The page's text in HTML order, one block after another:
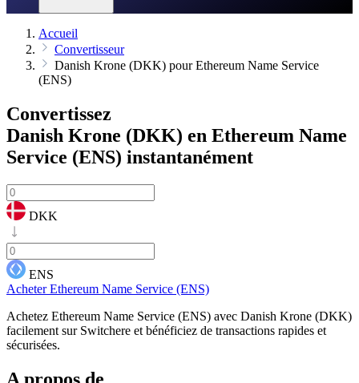
Accueil
Convertisseur
Danish Krone (DKK) pour Ethereum Name Service
(ENS)
Convertissez
Danish Krone (DKK) en Ethereum Name
Service (ENS) instantanément
DKK
ENS
Acheter Ethereum Name Service (ENS)
Achetez Ethereum Name Service (ENS) avec Danish Krone (DKK)
facilement sur Switchere et bénéficiez de transactions rapides et
sécurisées.
A propos de